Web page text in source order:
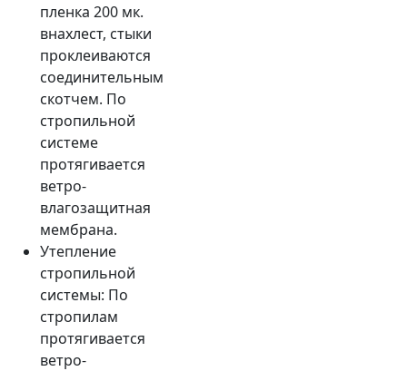
пленка 200 мк.
внахлест, стыки
проклеиваются
соединительным
скотчем. По
стропильной
системе
протягивается
ветро-
влагозащитная
мембрана.
Утепление
стропильной
системы: По
стропилам
протягивается
ветро-